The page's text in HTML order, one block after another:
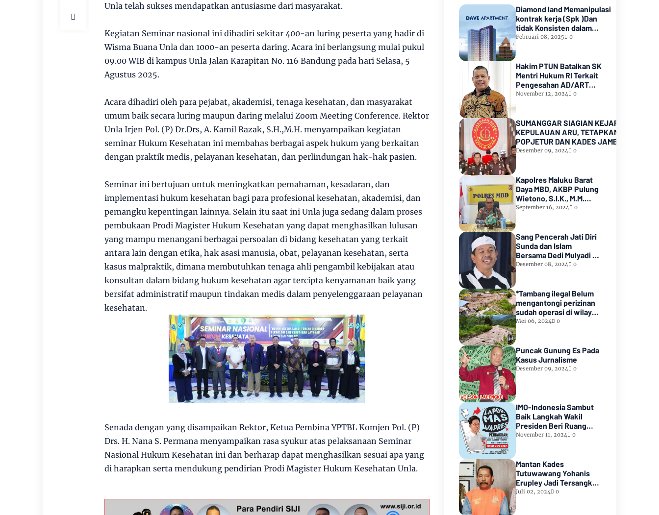
Unla telah sukses mendapatkan antusiasme dari masyarakat.
Kegiatan Seminar nasional ini dihadiri sekitar 400-an luring peserta yang hadir di
Wisma Buana Unla dan 1000-an peserta daring. Acara ini berlangsung mulai pukul
09.00 WIB di kampus Unla Jalan Karapitan No. 116 Bandung pada hari Selasa, 5
Agustus 2025.
Acara dihadiri oleh para pejabat, akademisi, tenaga kesehatan, dan masyarakat
umum baik secara luring maupun daring melalui Zoom Meeting Conference. Rektor
Unla Irjen Pol. (P) Dr.Drs, A. Kamil Razak, S.H.,M.H. menyampaikan kegiatan
seminar Hukum Kesehatan ini membahas berbagai aspek hukum yang berkaitan
dengan praktik medis, pelayanan kesehatan, dan perlindungan hak-hak pasien.
Seminar ini bertujuan untuk meningkatkan pemahaman, kesadaran, dan
implementasi hukum kesehatan bagi para profesional kesehatan, akademisi, dan
pemangku kepentingan lainnya. Selain itu saat ini Unla juga sedang dalam proses
pembukaan Prodi Magister Hukum Kesehatan yang dapat menghasilkan lulusan
yang mampu menangani berbagai persoalan di bidang kesehatan yang terkait
antara lain dengan etika, hak asasi manusia, obat, pelayanan kesehatan, serta
kasus malpraktik, dimana membutuhkan tenaga ahli pengambil kebijakan atau
konsultan dalam bidang hukum kesehatan agar tercipta kenyamanan baik yang
bersifat administratif maupun tindakan medis dalam penyelenggaraan pelayanan
kesehatan.
Senada dengan yang disampaikan Rektor, Ketua Pembina YPTBL Komjen Pol. (P)
Drs. H. Nana S. Permana menyampaikan rasa syukur atas pelaksanaan Seminar
Nasional Hukum Kesehatan ini dan berharap dapat menghasilkan sesuai apa yang
di harapkan serta mendukung pendirian Prodi Magister Hukum Kesehatan Unla.
Diamond land Memanipulasi
kontrak kerja (Spk )Dan
tidak Konsisten dalam
Pembayarannyamenunggak
kedua Meninggal dunia
Februari 08, 2025 0
Hakim PTUN Batalkan SK
Mentri Hukum RI Terkait
Pengesahan AD/ART
Partai GoLKAR
November 12, 2024 0
SUMANGGAR SIAGIAN KEJARI
KEPULAUAN ARU, TETAPKAN KADES
POPJETUR DAN KADES JAMBU AIR
SEBAGAI TERSANGKA ( TSK )
ADD dan DD TA 2016 - 2021
Desember 09, 2024 0
Kapolres Maluku Barat
Daya MBD, AKBP Pulung
Wietono, S.I.K., M.M.
Pekerjaan Proyek AIR
Oleh Sat Reskrim
September 16, 2024 0
Sang Pencerah Jati Diri
Sunda dan Islam
Bersama Dedi Mulyadi :
Harmoni yang Tak
Desember 08, 2024 0
*Tambang ilegal Belum
mengantongi perizinan
sudah operasi di wilayah
hutan lindung paiker
Mei 06, 2024 0
Puncak Gunung Es Pada
Kasus Jurnalisme
Desember 09, 2024 0
IMO-Indonesia Sambut
Baik Langkah Wakil
Presiden Beri Ruang
Aduan Masyarakat
November 11, 2024 0
Mantan Kades
Tutuwawang Yohanis
Erupley Jadi Tersangka
Diduga Korupsi 1,2 Miliar
Juli 02, 2024 0